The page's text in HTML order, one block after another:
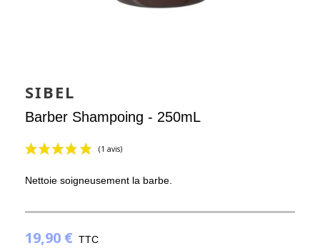
SIBEL
Barber Shampoing - 250mL
Nettoie soigneusement la barbe.
19,90 € TTC